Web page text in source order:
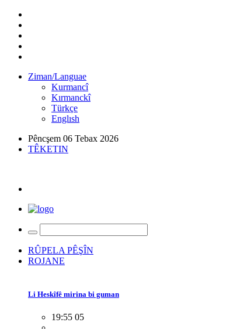
Ziman/Languae
Kurmancî
Kırmanckî
Türkçe
Englısh
Pêncşem 06 Tebax 2026
TÊKETIN
RÛPELA PÊŞÎN
ROJANE
Li Heskîfê mirina bi guman
19:55 05